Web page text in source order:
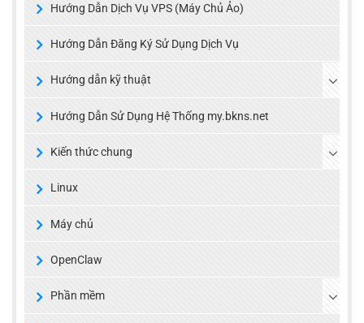
Hướng Dẫn Dịch Vụ VPS (Máy Chủ Ảo)
Hướng Dẫn Đăng Ký Sử Dụng Dịch Vụ
Hướng dẫn kỹ thuật
Hướng Dẫn Sử Dụng Hệ Thống my.bkns.net
Kiến thức chung
Linux
Máy chủ
OpenClaw
Phần mềm